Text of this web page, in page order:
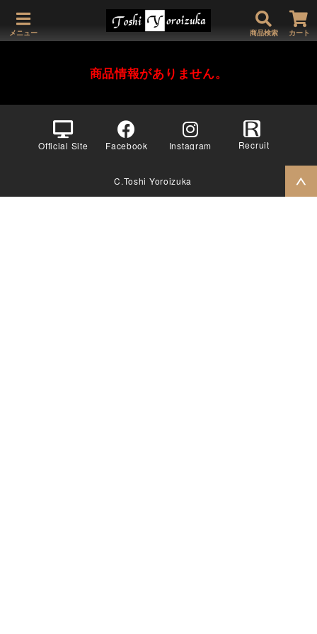
メニュー 商品検索 カート
商品情報がありません。
Official Site Facebook Instagram Recruit
C.Toshi Yoroizuka